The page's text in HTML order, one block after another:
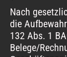
Nach
die
132 Abs. 1
Belege/